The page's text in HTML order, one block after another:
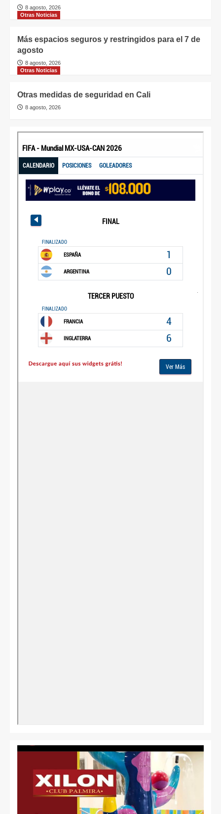
8 agosto, 2026
Otras Noticias
Más espacios seguros y restringidos para el 7 de
agosto
8 agosto, 2026
Otras Noticias
Otras medidas de seguridad en Cali
8 agosto, 2026